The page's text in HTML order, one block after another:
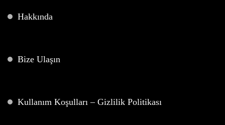
Hakkında
Bize Ulaşın
Kullanım Koşulları – Gizlilik Politikası